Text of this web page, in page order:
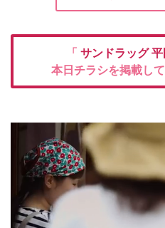
「 サンドラッグ
本日チラシを掲載し